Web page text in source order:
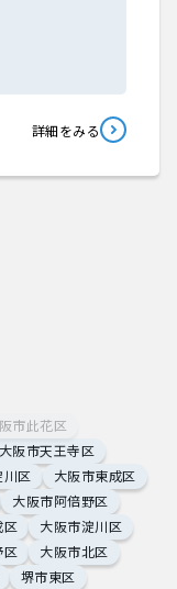
詳細をみる
市此花区
大阪市天王寺区
区
大阪市東成区
大阪市阿倍野区
区
大阪市淀川区
区
大阪市北区
堺市東区